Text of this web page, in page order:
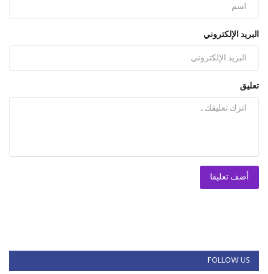
البريد الإلكتروني
تعليق
أضف تعليقا
FOLLOW US